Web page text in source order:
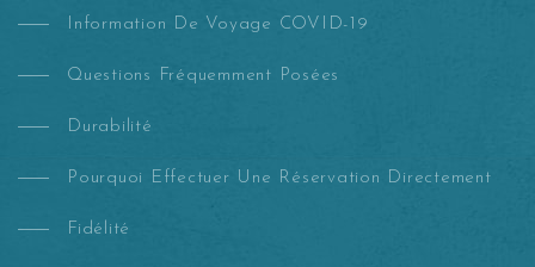
Information De Voyage COVID-19
Questions Fréquemment Posées
Durabilité
Pourquoi Effectuer Une Réservation Directement
Fidélité